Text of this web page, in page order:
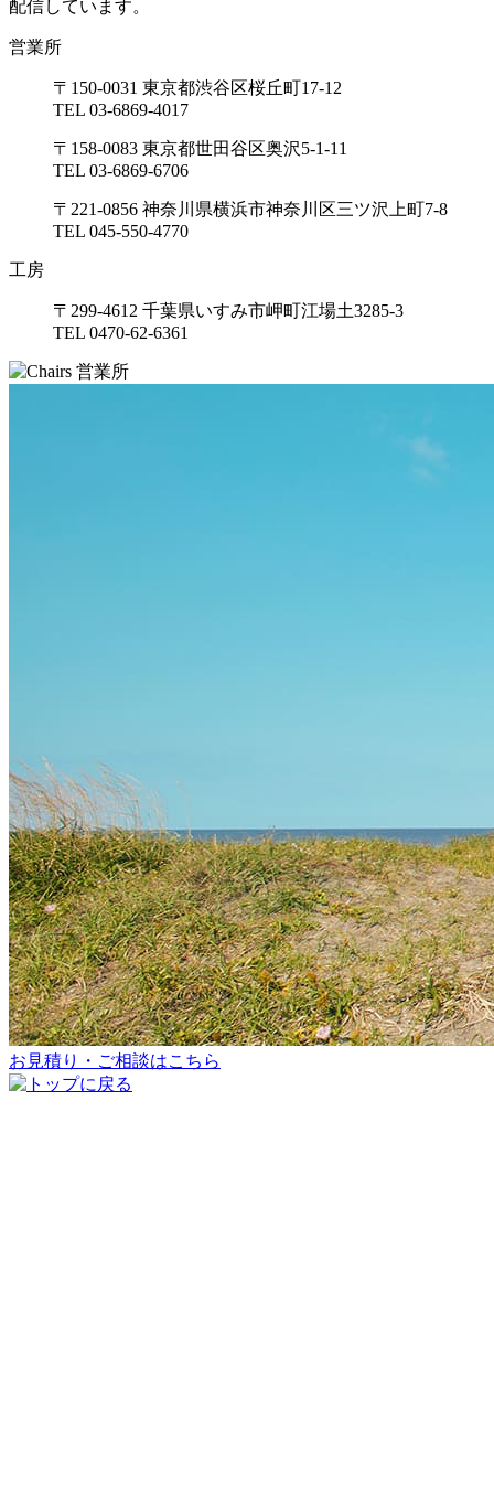
配信しています。
営業所
〒150-0031 東京都渋谷区桜丘町17-12
TEL 03-6869-4017
〒158-0083 東京都世田谷区奥沢5-1-11
TEL 03-6869-6706
〒221-0856 神奈川県横浜市神奈川区三ツ沢上町7-8
TEL 045-550-4770
工房
〒299-4612 千葉県いすみ市岬町江場土3285-3
TEL 0470-62-6361
お見積り・ご相談はこちら